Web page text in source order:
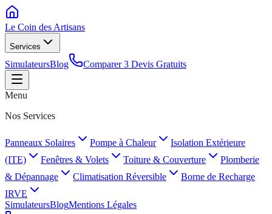
Le Coin des Artisans
Services
SimulateursBlog Comparer 3 Devis Gratuits
Menu
Nos Services
Panneaux Solaires Pompe à Chaleur
Isolation Extérieure
(ITE)
Fenêtres & Volets Toiture & Couverture
Plomberie
& Dépannage
Climatisation Réversible
Borne de Recharge
IRVE
SimulateursBlogMentions Légales